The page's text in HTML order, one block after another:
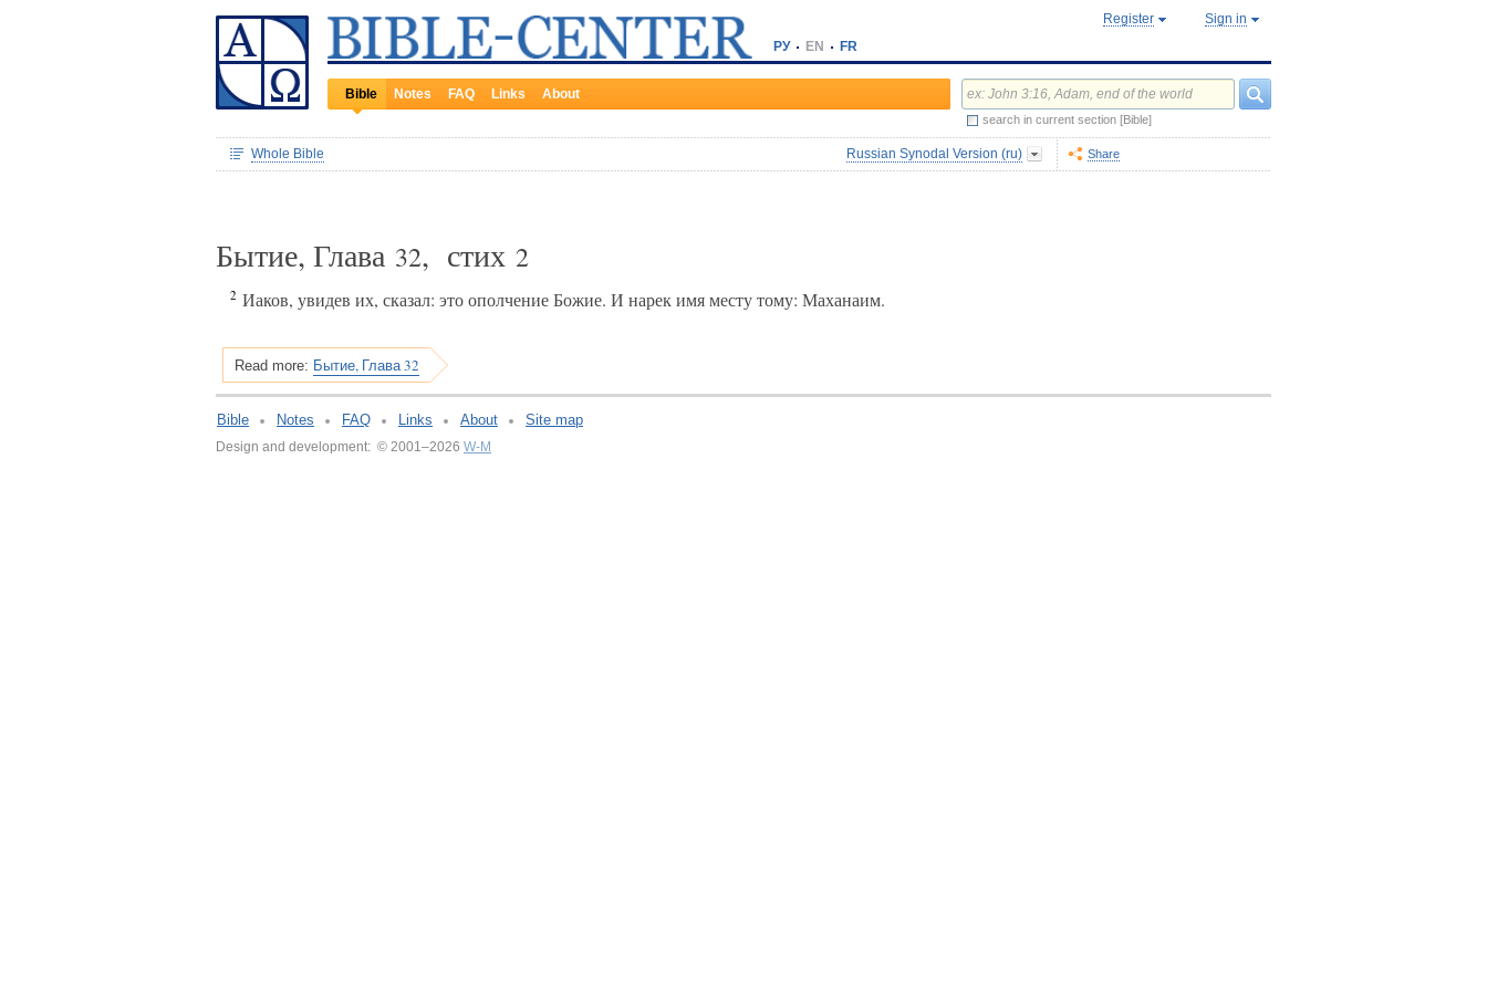
РУ EN FR
Register Sign in
Bible Notes FAQ Links About
search in current section [Bible]
Whole Bible Russian Synodal Version (ru) Share
Бытие, Глава 32, стих 2
2 Иаков, увидев их, сказал: это ополчение Божие. И нарек имя месту тому: Маханаим.
Read more: Бытие, Глава 32
Bible Notes FAQ Links About Site map
Design and development: © 2001–2026 W-M